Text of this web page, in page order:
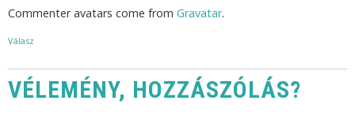
Commenter avatars come from Gravatar.
Válasz
VÉLEMÉNY, HOZZÁSZÓLÁS?